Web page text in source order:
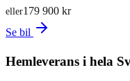
179 900 kr
eller
Se bil
Hemleverans i hela